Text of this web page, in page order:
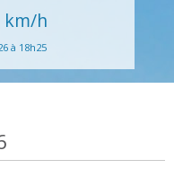
km/h
à 18h25